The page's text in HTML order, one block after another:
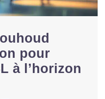
pour
à l’horizon